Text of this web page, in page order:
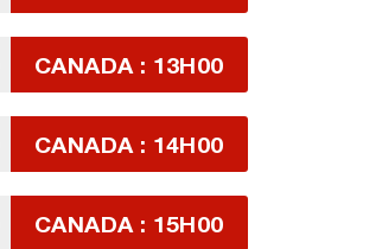
CANADA : 13H00
CANADA : 14H00
CANADA : 15H00